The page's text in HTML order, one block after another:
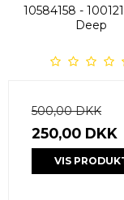
10584158 -
Deep
500,00 DKK
250,00 DKK
VIS